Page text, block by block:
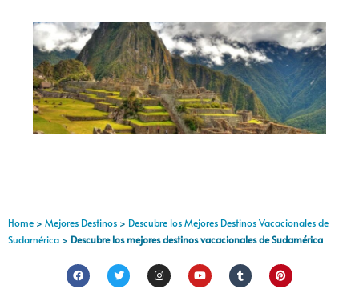
Home > Mejores Destinos > Descubre los Mejores Destinos Vacacionales de
Sudamérica > Descubre los mejores destinos vacacionales de Sudamérica